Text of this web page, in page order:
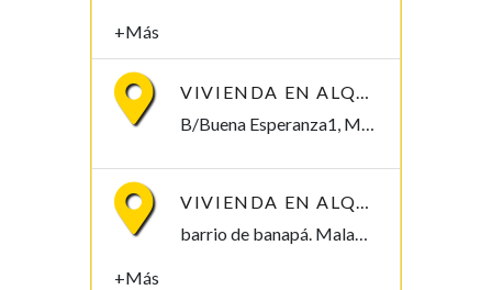
+Más
VIVIENDA EN ALQUILER, B/BUENA ESPERANZA1. 250.000/MES
B/Buena Esperanza1, Malabo Malabo, Bioko Norte , Guinea Ecuatorial
VIVIENDA EN ALQUILER, B/ BANAPÁ 2.000.000
barrio de banapá. Malabo Malabo, Bioko Norte , Guinea Ecuatorial
+Más